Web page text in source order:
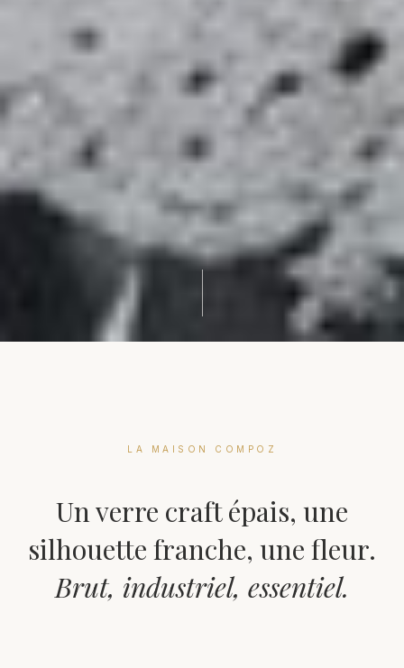
LA MAISON COMPOZ
Un verre craft épais, une
silhouette franche, une fleur.
Brut, industriel, essentiel.